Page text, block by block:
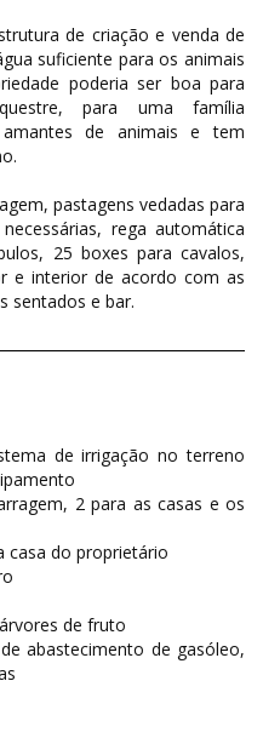
de criação e venda de
suficiente para os animais
poderia ser boa para
para uma família
de animais e tem
pastagens vedadas para
rega automática
25 boxes para cavalos,
e interior de acordo com as
sentados e bar.
de irrigação no terreno
2 para as casas e os
casa do proprietário
de fruto
abastecimento de gasóleo,